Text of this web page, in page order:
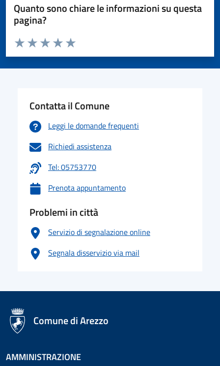
Quanto sono chiare le informazioni su questa
pagina?
Valuta da 1 a 5 stelle la pagina
Valuta 5 stelle su 5
Valuta 4 stelle su 5
Valuta 3 stelle su 5
Valuta 2 stelle su 5
Valuta 1 stelle su 5
Contatta il Comune
Leggi le domande frequenti
Richiedi assistenza
Tel: 05753770
Prenota appuntamento
Problemi in città
Servizio di segnalazione online
Segnala disservizio via mail
logo Unione Europea
Comune di Arezzo
AMMINISTRAZIONE